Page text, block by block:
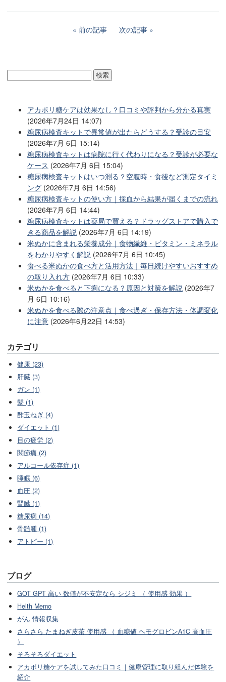
前の記事 次の記事
アカポリ糖ケアは効果なし？口コミや評判から分かる真実
(2026年7月24日 14:07)
糖尿病検査キットで異常値が出たらどうする？受診の目安
(2026年7月 6日 15:14)
糖尿病検査キットは病院に行く代わりになる？受診が必要な
ケース (2026年7月 6日 15:04)
糖尿病検査キットはいつ測る？空腹時・食後など測定タイミ
ング (2026年7月 6日 14:56)
糖尿病検査キットの使い方｜採血から結果が届くまでの流れ
(2026年7月 6日 14:44)
糖尿病検査キットは薬局で買える？ドラッグストアで購入で
きる商品を解説 (2026年7月 6日 14:19)
米ぬかに含まれる栄養成分｜食物繊維・ビタミン・ミネラル
をわかりやすく解説 (2026年7月 6日 10:45)
食べる米ぬかの食べ方と活用方法｜毎日続けやすいおすすめ
の取り入れ方 (2026年7月 6日 10:33)
米ぬかを食べると下痢になる？原因と対策を解説 (2026年7
月 6日 10:16)
米ぬかを食べる際の注意点｜食べ過ぎ・保存方法・体調変化
に注意 (2026年6月22日 14:53)
カテゴリ
健康 (23)
肝臓 (3)
ガン (1)
髪 (1)
酢玉ねぎ (4)
ダイエット (1)
目の疲労 (2)
関節痛 (2)
アルコール依存症 (1)
睡眠 (6)
血圧 (2)
腎臓 (1)
糖尿病 (14)
骨髄腫 (1)
アトピー (1)
ブログ
GOT GPT 高い 数値が不安定なら シジミ （ 使用感 効果 ）
Helth Memo
がん 情報収集
さらさら たまねぎ皮茶 使用感 （ 血糖値 ヘモグロビンA1C 高血圧
）
そろそろダイエット
アカポリ糖ケアを試してみた口コミ｜健康管理に取り組んだ体験を
紹介